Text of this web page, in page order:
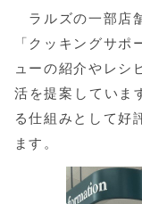
ラルズの一部店
「クッキングサ
ューの紹介やレシ
活を提案していま
る仕組みとして好
ます。